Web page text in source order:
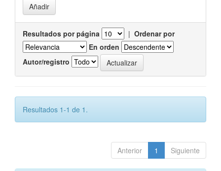
Resultados por página | Ordenar por
En orden
Autor/registro
Resultados 1-1 de 1.
Anterior 1 Siguiente